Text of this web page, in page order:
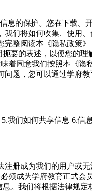
骂性的、恐吓性的、伤
信息； — 任何捏造或者
经允许，不得对学府教
义务。 如果用户的行为
的特殊性，用户同意：
确。所有用户输入的
上网装置； 4、用户的
握。对于用户因帐号
遭他人非法使用，学府
何部分仅可作为私人
以任何形式,向用户或任
息的保护。您在下载、
们将如何收集、使用
整阅读本《隐私政策
要的表述，以便您的理
着同意我们按照本《
题，您可以通过学府
5.我们如何共享信息 6.信
册成为我们的用户或
须成为学府教育正式
。我们将根据法律规